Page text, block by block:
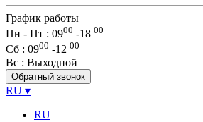
График работы
Пн - Пт : 0900 -18 00
Сб : 0900 -12 00
Вс : Выходной
Обратный звонок
RU ▾
RU